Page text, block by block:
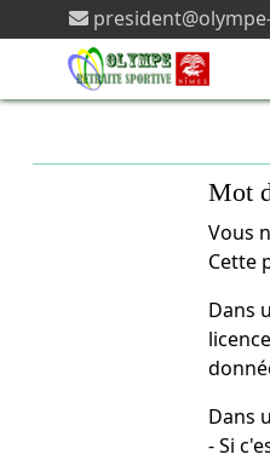
Mot
Vous
Cette
Dans
Dans
- Si